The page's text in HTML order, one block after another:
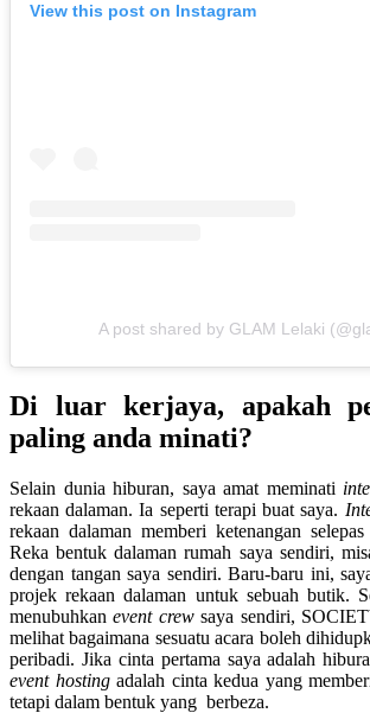
View this post on Instagram
A post shared by GLAM Lelaki
Di luar kerjaya, apakah
paling anda minati?
Selain dunia hiburan, saya amat meminati
rekaan dalaman. Ia seperti terapi buat saya.
rekaan dalaman memberi ketenangan
Reka bentuk dalaman rumah saya sendiri,
dengan tangan saya sendiri. Baru-baru ini,
projek rekaan dalaman untuk sebuah butik.
menubuhkanevent crewsaya sendiri,
melihat bagaimana sesuatu acara boleh
peribadi. Jika cinta pertama saya adalah
event hostingadalah cinta kedua yang
tetapi dalam bentuk yang berbeza.